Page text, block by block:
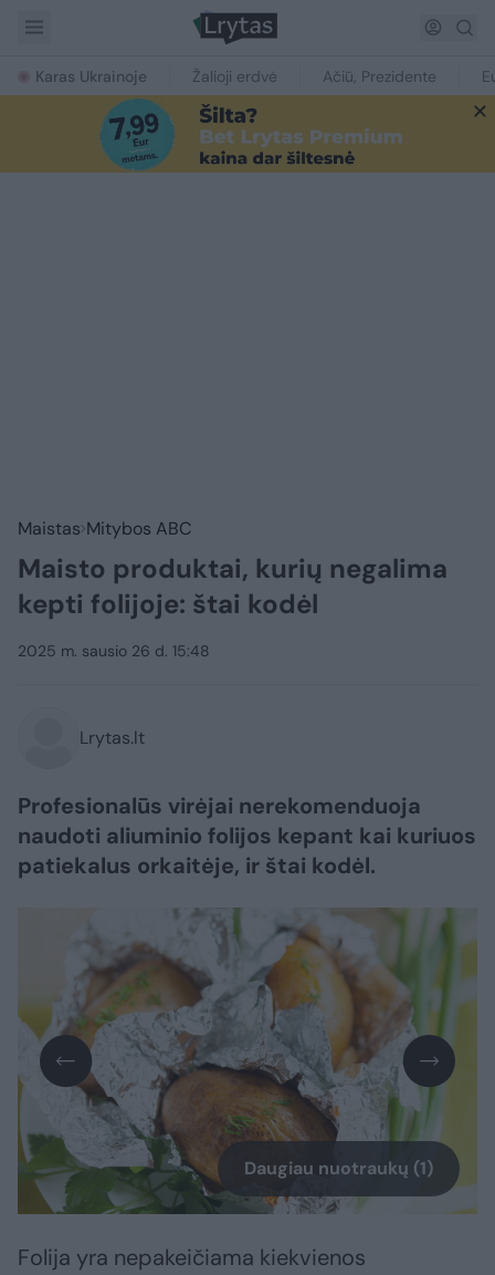
Karas Ukrainoje Žalioji erdvė Ačiū, Prezidente
Maistas Mitybos ABC
Maisto produktai, kurių negalima
kepti folijoje: štai kodėl
2025 m. sausio 26 d. 15:48
Lrytas.lt
Profesionalūs virėjai nerekomenduoja
naudoti aliuminio folijos kepant kai kuriuos
patiekalus orkaitėje, ir štai kodėl.
Daugiau nuotraukų (1)
Folija yra nepakeičiama kiekvienos